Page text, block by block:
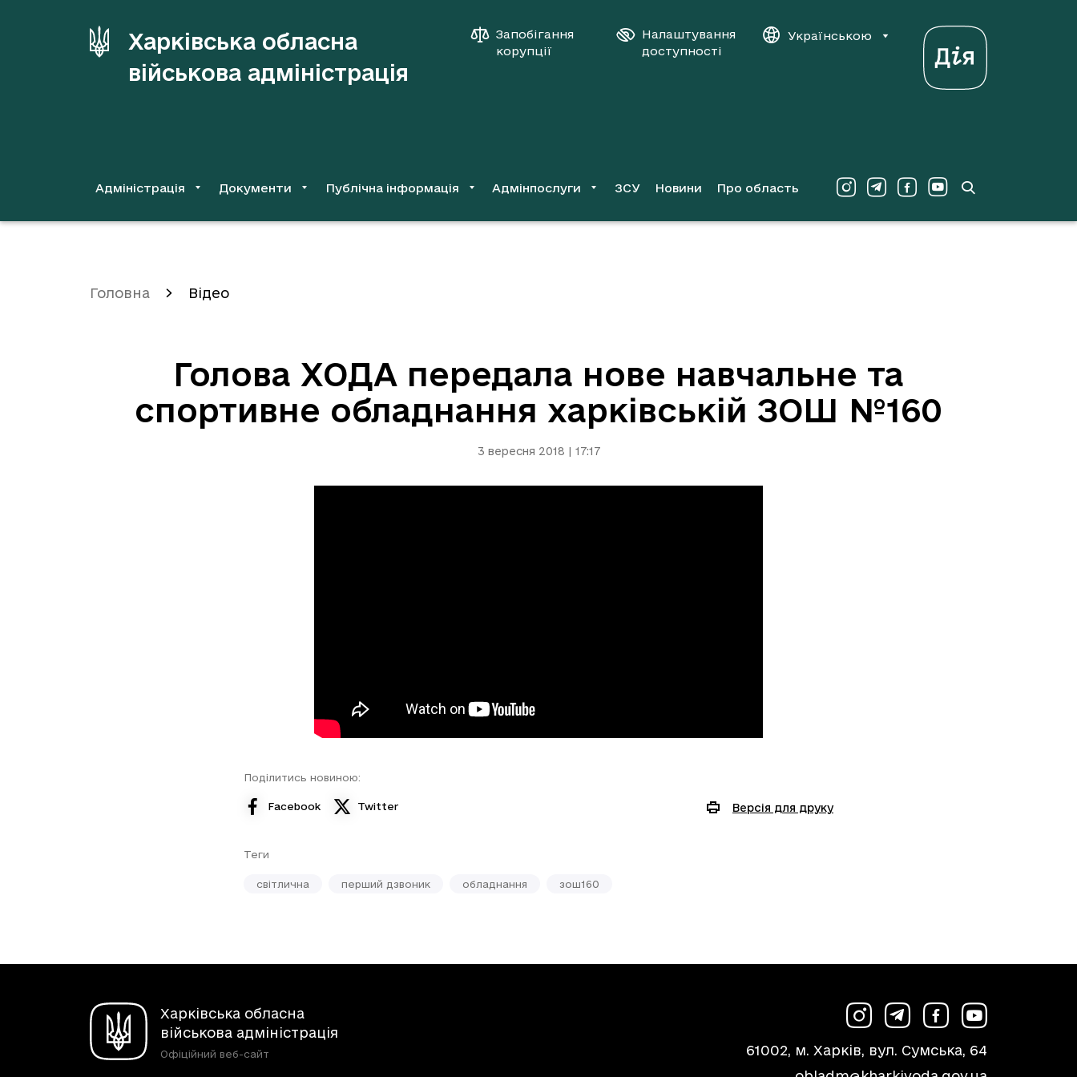
Харківська обласна
військова адміністрація
Запобігання
корупції
Налаштування
доступності
Українською
Адміністрація Документи Публічна інформація Адмінпослуги ЗСУ Новини Про область
Головна Відео
Голова ХОДА передала нове навчальне та
спортивне обладнання харківській ЗОШ №160
3 вересня 2018 | 17:17
Поділитись новиною:
Facebook Twitter Версія для друку
Теги
світлична перший дзвоник обладнання зош160
Харківська обласна
військова адміністрація
Офіційний веб-сайт
61002, м. Харків, вул. Сумська, 64